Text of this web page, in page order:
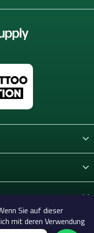
Sie auf dieser
mit deren Verwendung